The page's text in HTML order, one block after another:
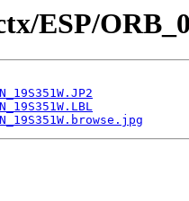
ESP/